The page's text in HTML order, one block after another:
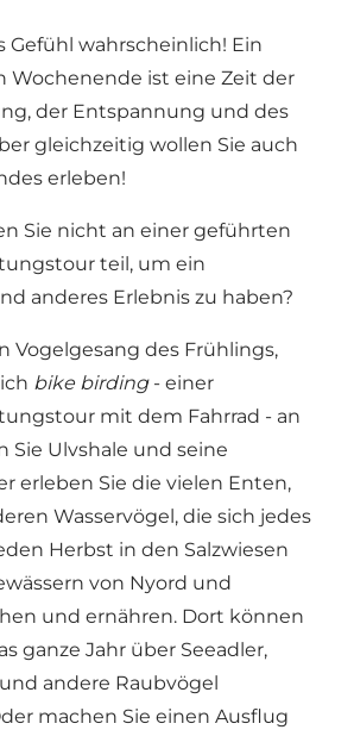
Gefühl wahrscheinlich! Ein
Wochenende ist eine Zeit der
der Entspannung und des
gleichzeitig wollen Sie auch
erleben!
Sie nicht an einer geführten
teil, um ein
anderes Erlebnis zu haben?
Vogelgesang des Frühlings,
bike birding- einer
mit dem Fahrrad - an
Sie Ulvshale und seine
erleben Sie die vielen Enten,
Wasservögel, die sich jedes
Herbst in den Salzwiesen
von Nyord und
und ernähren. Dort können
ganze Jahr über Seeadler,
andere Raubvögel
machen Sie einen Ausflug